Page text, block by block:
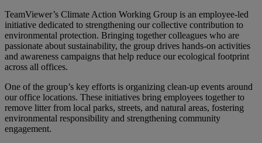
TeamViewer’s Climate Action Working Group is an employee-led
initiative dedicated to strengthening our collective contribution to
environmental protection. Bringing together colleagues who are
passionate about sustainability, the group drives hands-on activities
and awareness campaigns that help reduce our ecological footprint
across all offices.
One of the group’s key efforts is organizing clean-up events around
our office locations. These initiatives bring employees together to
remove litter from local parks, streets, and natural areas, fostering
environmental responsibility and strengthening community
engagement.